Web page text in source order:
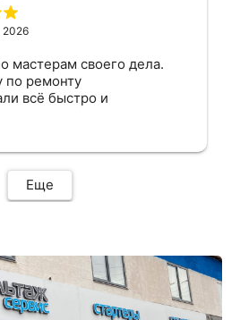
2026
мастерам своего дела.
по ремонту
всё быстро и
на все вопросы
всё работает. Цена
Еще